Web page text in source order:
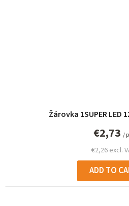
Žárovka 1SUPER LED
€2,26 excl.
€2,73 /
ADD TO